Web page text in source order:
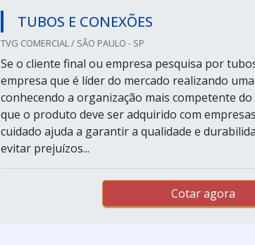
TUBOS E CONEXÕES
TVG COMERCIAL / SÃO PAULO - SP
Se o cliente final ou empresa pesquisa por
empresa que é líder do mercado realizando
conhecendo a organização mais competente
que o produto deve ser adquirido com
cuidado ajuda a garantir a qualidade e
evitar prejuízos...
Cotar agora